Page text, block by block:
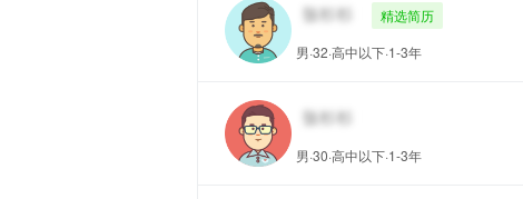
精选简历
男·32·高中以下·1-3年
男·30·高中以下·1-3年